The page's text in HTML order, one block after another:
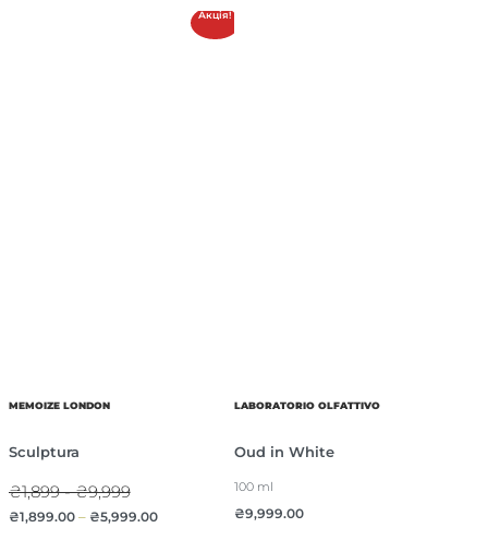
Акція!
MEMOIZE LONDON
Sculptura
₴1,899 - ₴9,999
₴1,899.00– ₴5,999.00
LABORATORIO OLFATTIVO
Oud in White
100 ml
₴9,999.00